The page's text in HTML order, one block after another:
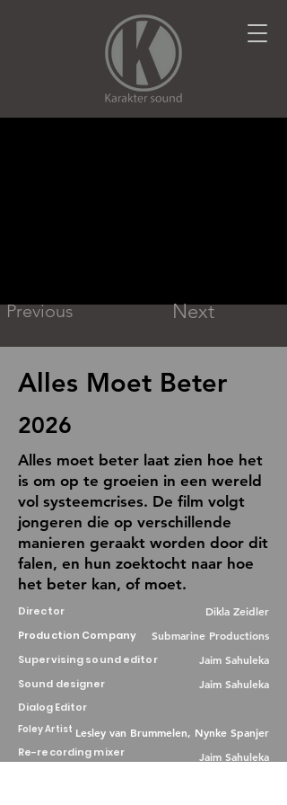
Previous Next
Alles Moet Beter
2026
Alles moet beter laat zien hoe het
is om op te groeien in een wereld
vol systeemcrises. De film volgt
jongeren die op verschillende
manieren geraakt worden door dit
falen, en hun zoektocht naar hoe
het beter kan, of moet.
Director
Dikla Zeidler
Production Company
Submarine Productions
Supervising sound editor
Jaim Sahuleka
Sound designer
Jaim Sahuleka
Dialog Editor
Foley Artist Lesley van Brummelen, Nynke Spanjer
Re-recording mixer
Jaim Sahuleka